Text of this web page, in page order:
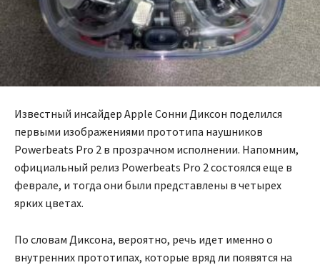
Известный инсайдер Apple Сонни Диксон поделился
первыми изображениями прототипа наушников
Powerbeats Pro 2 в прозрачном исполнении. Напомним,
официальный релиз Powerbeats Pro 2 состоялся еще в
феврале, и тогда они были представлены в четырех
ярких цветах.
По словам Диксона, вероятно, речь идет именно о
внутренних прототипах, которые вряд ли появятся на